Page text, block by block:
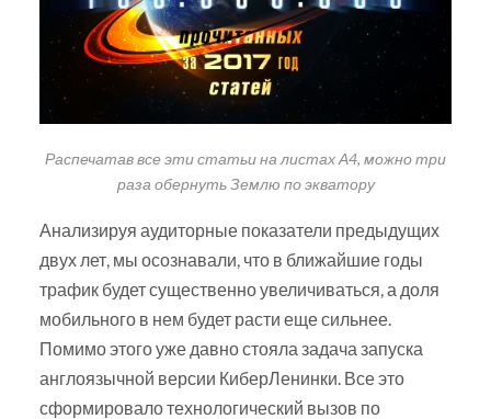
Распечатав все эти статьи на листах А4, можно три
раза обернуть Землю по экватору
Анализируя аудиторные показатели предыдущих
двух лет, мы осознавали, что в ближайшие годы
трафик будет существенно увеличиваться, а доля
мобильного в нем будет расти еще сильнее.
Помимо этого уже давно стояла задача запуска
англоязычной версии КиберЛенинки. Все это
сформировало технологический вызов по